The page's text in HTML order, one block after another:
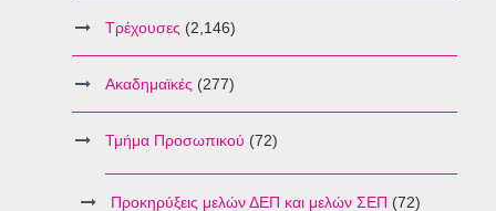
Τρέχουσες (2,146)
Ακαδημαϊκές (277)
Τμήμα Προσωπικού (72)
Προκηρύξεις μελών ΔΕΠ και μελών ΣΕΠ (72)